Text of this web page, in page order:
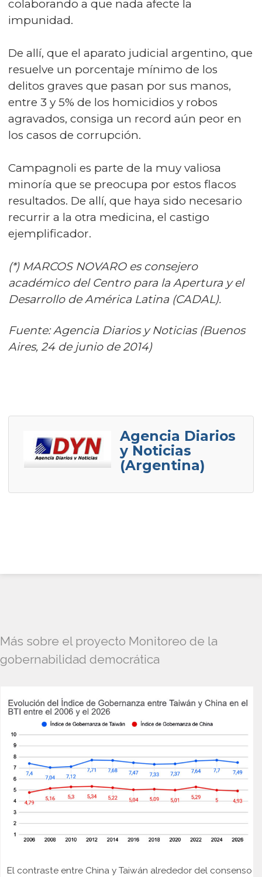
colaborando a que nada afecte la
impunidad.
De allí, que el aparato judicial argentino, que
resuelve un porcentaje mínimo de los
delitos graves que pasan por sus manos,
entre 3 y 5% de los homicidios y robos
agravados, consiga un record aún peor en
los casos de corrupción.
Campagnoli es parte de la muy valiosa
minoría que se preocupa por estos flacos
resultados. De allí, que haya sido necesario
recurrir a la otra medicina, el castigo
ejemplificador.
(*) MARCOS NOVARO es consejero
académico del Centro para la Apertura y el
Desarrollo de América Latina (CADAL).
Fuente: Agencia Diarios y Noticias (Buenos
Aires, 24 de junio de 2014)
Agencia Diarios
y Noticias
(Argentina)
Más sobre el proyecto Monitoreo de la
gobernabilidad democrática
El contraste entre China y Taiwán alrededor del consenso